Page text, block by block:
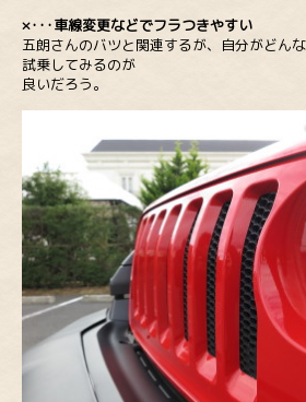
×･･･車線変更などでフラつきやすい
五朗さんのバツと関連するが、自分がどん
試乗してみるのが
良いだろう。